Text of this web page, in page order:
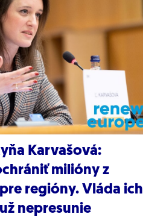
Karvašová:
milióny z
regióny. Vláda ich
nepresunie